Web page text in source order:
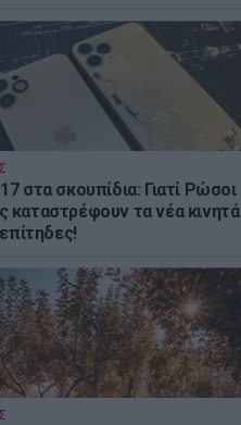
στα σκουπίδια: Γιατί Ρώσοι
καταστρέφουν τα νέα κινητά